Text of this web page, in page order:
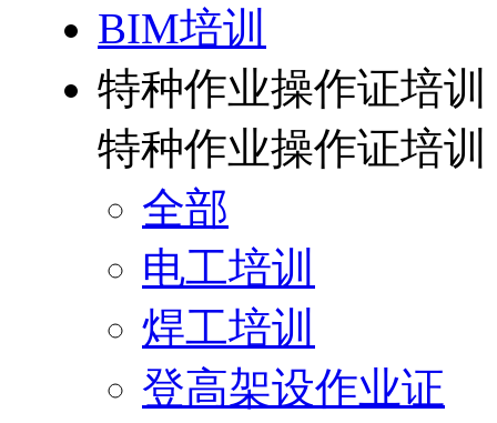
BIM培训
特种作业操作证培训
特种作业操作证培训
全部
电工培训
焊工培训
登高架设作业证